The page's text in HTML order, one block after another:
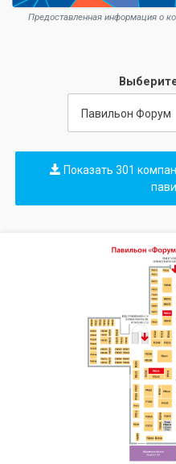
Предоставленная информация о
Павильон Форум
Показать 301